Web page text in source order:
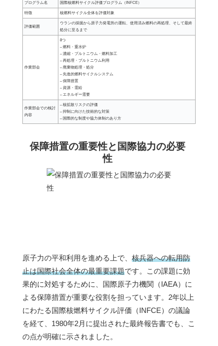
プログラム名 国際核燃料サイクル評価プログラム（INFCE）
特徴 核燃料サイクル全体を評価対象
評価範囲
ウランの採掘から原子力発電所の運転、使用済み燃料の再処理、そして最終
処分に至るまで
作業部会
8つ
– 燃料・重水炉
– 濃縮・プルトニウム・燃料加工
– 再処理・プルトニウム利用
– 廃棄物処理・処分
– 先進的燃料サイクルシステム
– 保障措置
– 資源・需給
– エネルギー需要
作業部会での検討
内容
– 核拡散リスクの評価
– 抑制に向けた技術的な対策
– 国際的な制度や協力体制のあり方
保障措置の重要性と国際協力の必要
性
原子力の平和利用を進める上で、 核兵器への転用防
止は国際社会全体の最重要課題です。この課題に効
果的に対処するために、国際原子力機関（IAEA）に
よる保障措置が重要な役割を担っています。2年以上
にわたる国際核燃料サイクル評価（INFCE）の議論
を経て、1980年2月に提出された最終報告書でも、こ
の点が明確に示されました。